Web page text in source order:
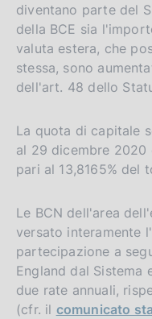
diventano parte del
della BCE sia
valuta estera, che
stessa, sono
dell'art. 48 dello
La quota di capitale
al 29 dicembre 2020
pari al 13,8165% del
Le BCN dell'area
versato interamente
partecipazione a
England dal Sistema
due rate annuali,
(cfr. il comunicato